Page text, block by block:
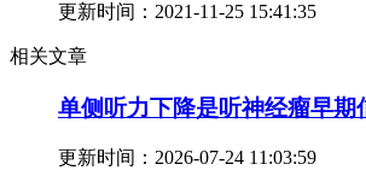
更新时间： 2021-11-25 15:41:35
相关文章
单侧听力下降是听神经瘤早期
更新时间： 2026-07-24 11:03:59